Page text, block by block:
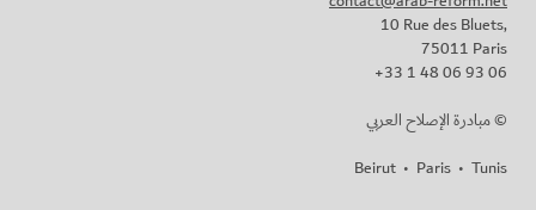
10 Rue des Bluets,
75011 Paris
+33 1 48 06 93 06
مبادرة الإصلاح العربي ©
Beirut • Paris • Tunis